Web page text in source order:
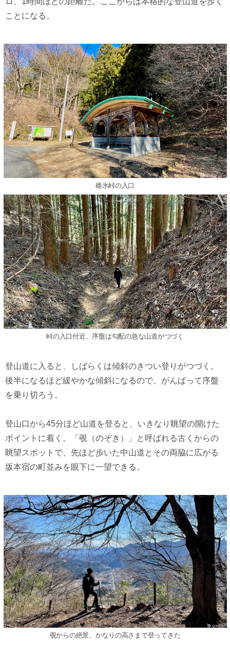
ことになる。
碓氷峠の入口
峠の入口付近、序盤は勾配の急な山道がつづく
登山道に入ると、しばらくは傾斜のきつい登りがつづく。
後半になるほど緩やかな傾斜になるので、がんばって序盤
を乗り切ろう。
登山口から45分ほど山道を登ると、いきなり眺望の開けた
ポイントに着く。「覗（のぞき）」と呼ばれる古くからの
眺望スポットで、先ほど歩いた中山道とその両脇に広がる
坂本宿の町並みを眼下に一望できる。
覗からの絶景、かなりの高さまで登ってきた